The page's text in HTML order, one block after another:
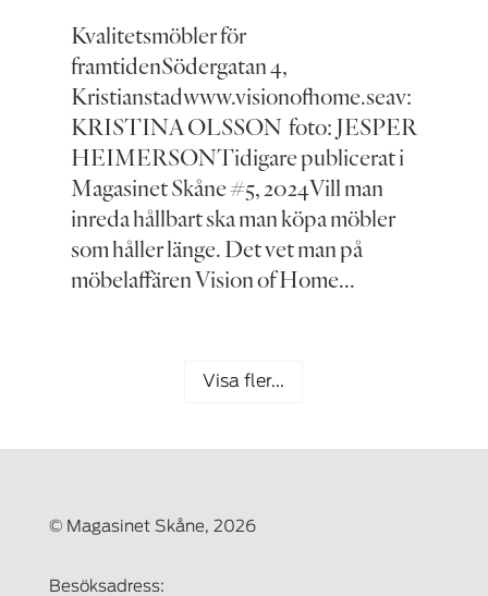
Kvalitetsmöbler för
framtidenSödergatan 4,
Kristianstadwww.visionofhome.seav:
KRISTINA OLSSON foto: JESPER
HEIMERSONTidigare publicerat i
Magasinet Skåne #5, 2024Vill man
inreda hållbart ska man köpa möbler
som håller länge. Det vet man på
möbelaffären Vision of Home...
Visa fler...
© Magasinet Skåne, 2026
Besöksadress: